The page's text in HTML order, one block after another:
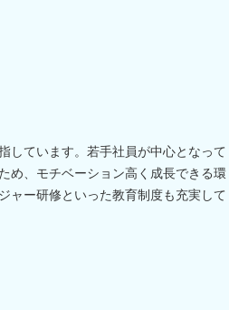
しています。若手社員が中心となって
め、モチベーション高く成長できる環
ャー研修といった教育制度も充実して